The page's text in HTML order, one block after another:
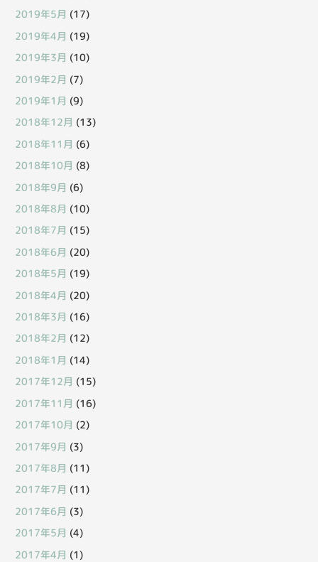
2019年5月 (17)
2019年4月 (19)
2019年3月 (10)
2019年2月 (7)
2019年1月 (9)
2018年12月 (13)
2018年11月 (6)
2018年10月 (8)
2018年9月 (6)
2018年8月 (10)
2018年7月 (15)
2018年6月 (20)
2018年5月 (19)
2018年4月 (20)
2018年3月 (16)
2018年2月 (12)
2018年1月 (14)
2017年12月 (15)
2017年11月 (16)
2017年10月 (2)
2017年9月 (3)
2017年8月 (11)
2017年7月 (11)
2017年6月 (3)
2017年5月 (4)
2017年4月 (1)